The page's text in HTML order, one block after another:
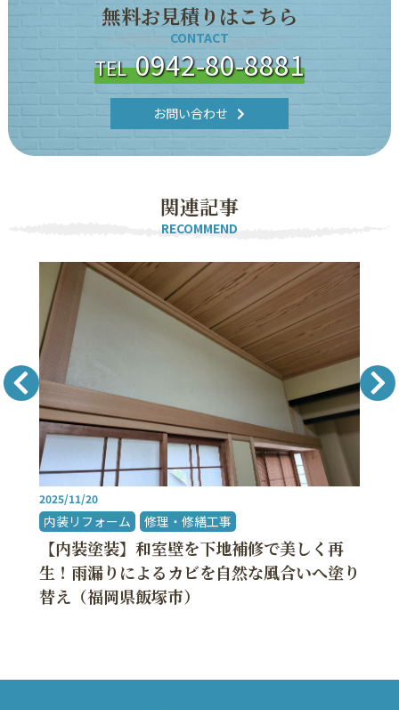
無料お見積り はこち ら
CONTACT
TEL 0942-80-8881
お問い合わせ
関連記事
RECOMMEND
11/20
リフォーム 修理・修繕工事
装塗装】和室壁を下地補修で美しく再
雨漏りによるカビを自然な風合いへ塗り
（福岡県飯塚市）